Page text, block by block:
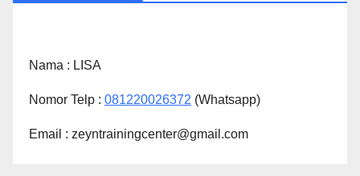
Nama : LISA
Nomor Telp : 081220026372 (Whatsapp)
Email : zeyntrainingcenter@gmail.com